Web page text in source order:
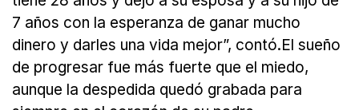
7 años con la esperanza de ganar mucho
dinero y darles una vida mejor”, contó.El sueño
de progresar fue más fuerte que el miedo,
aunque la despedida quedó grabada para